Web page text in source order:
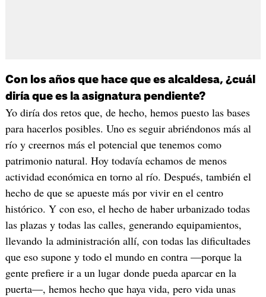
Con los años que hace que es alcaldesa, ¿cuál
diría que es la asignatura pendiente?
Yo diría dos retos que, de hecho, hemos puesto las bases
para hacerlos posibles. Uno es seguir abriéndonos más al
río y creernos más el potencial que tenemos como
patrimonio natural. Hoy todavía echamos de menos
actividad económica en torno al río. Después, también el
hecho de que se apueste más por vivir en el centro
histórico. Y con eso, el hecho de haber urbanizado todas
las plazas y todas las calles, generando equipamientos,
llevando la administración allí, con todas las dificultades
que eso supone y todo el mundo en contra —porque la
gente prefiere ir a un lugar donde pueda aparcar en la
puerta—, hemos hecho que haya vida, pero vida unas